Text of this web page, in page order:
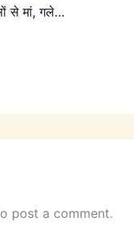
से मां, गले…
post a comment.